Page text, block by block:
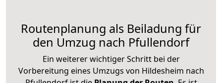
Routenplanung als Beiladung für
den Umzug nach Pfullendorf
Ein weiterer wichtiger Schritt bei der
Vorbereitung eines Umzugs von Hildesheim nach